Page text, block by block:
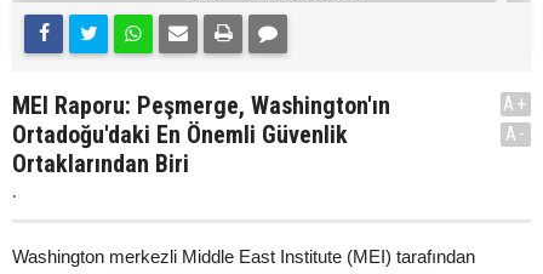
MEI Raporu: Peşmerge, Washington'ın
Ortadoğu'daki En Önemli Güvenlik
Ortaklarından Biri
.
A+
A-
Washington merkezli Middle East Institute (MEI) tarafından